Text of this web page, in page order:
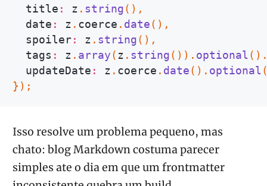
  title
: z . string ( ) ,
  date
: z . coerce . date ( ) ,
  spoiler
: z . string ( ) ,
  tags
: z . array ( z . string ( ) ) . optional ( )
  updateDate
: z . coerce . date ( ) . optional
} ) ;
Isso resolve um problema pequeno, mas
chato: blog Markdown costuma parecer
simples ate o dia em que um frontmatter